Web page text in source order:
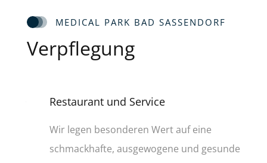
MEDICAL PARK BAD SASSENDORF
Verpflegung
Restaurant und Service
Wir legen besonderen Wert auf eine
schmackhafte, ausgewogene und gesunde